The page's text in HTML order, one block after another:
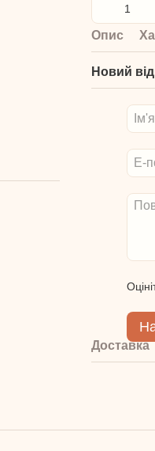
Опис
Новий
Доставка